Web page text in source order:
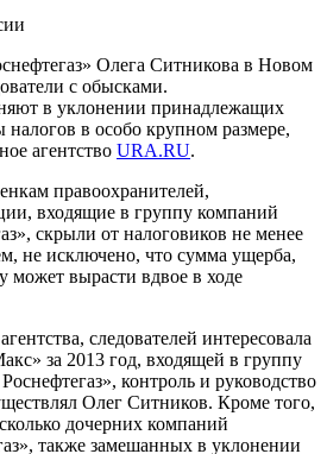
Олега Ситникова в Новом
с обысками.
в уклонении принадлежащих
в особо крупном размере,
агентство URA.RU.
правоохранителей,
входящие в группу компаний
скрыли от налоговиков не менее
не исключено, что сумма ущерба,
может вырасти вдвое в ходе
следователей интересовала
за 2013 год, входящей в группу
контроль и руководство
Олег Ситников. Кроме того,
дочерних компаний
также замешанных в уклонении